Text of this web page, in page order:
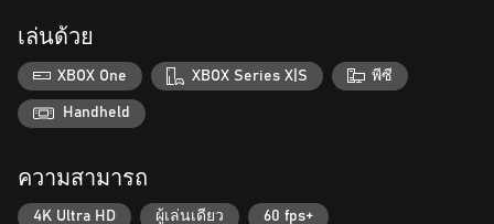
this brainpunk action RPG.
*Save date will carry over from the Story Demo to the full game.
*In order to ensure a better full game experience, some functions
are limited in the Story Demo.
เล่นด้วย
XBOX One XBOX Series X|S พีซี
Handheld
ความสามารถ
4K Ultra HD ผู้เล่นเดียว 60 fps+